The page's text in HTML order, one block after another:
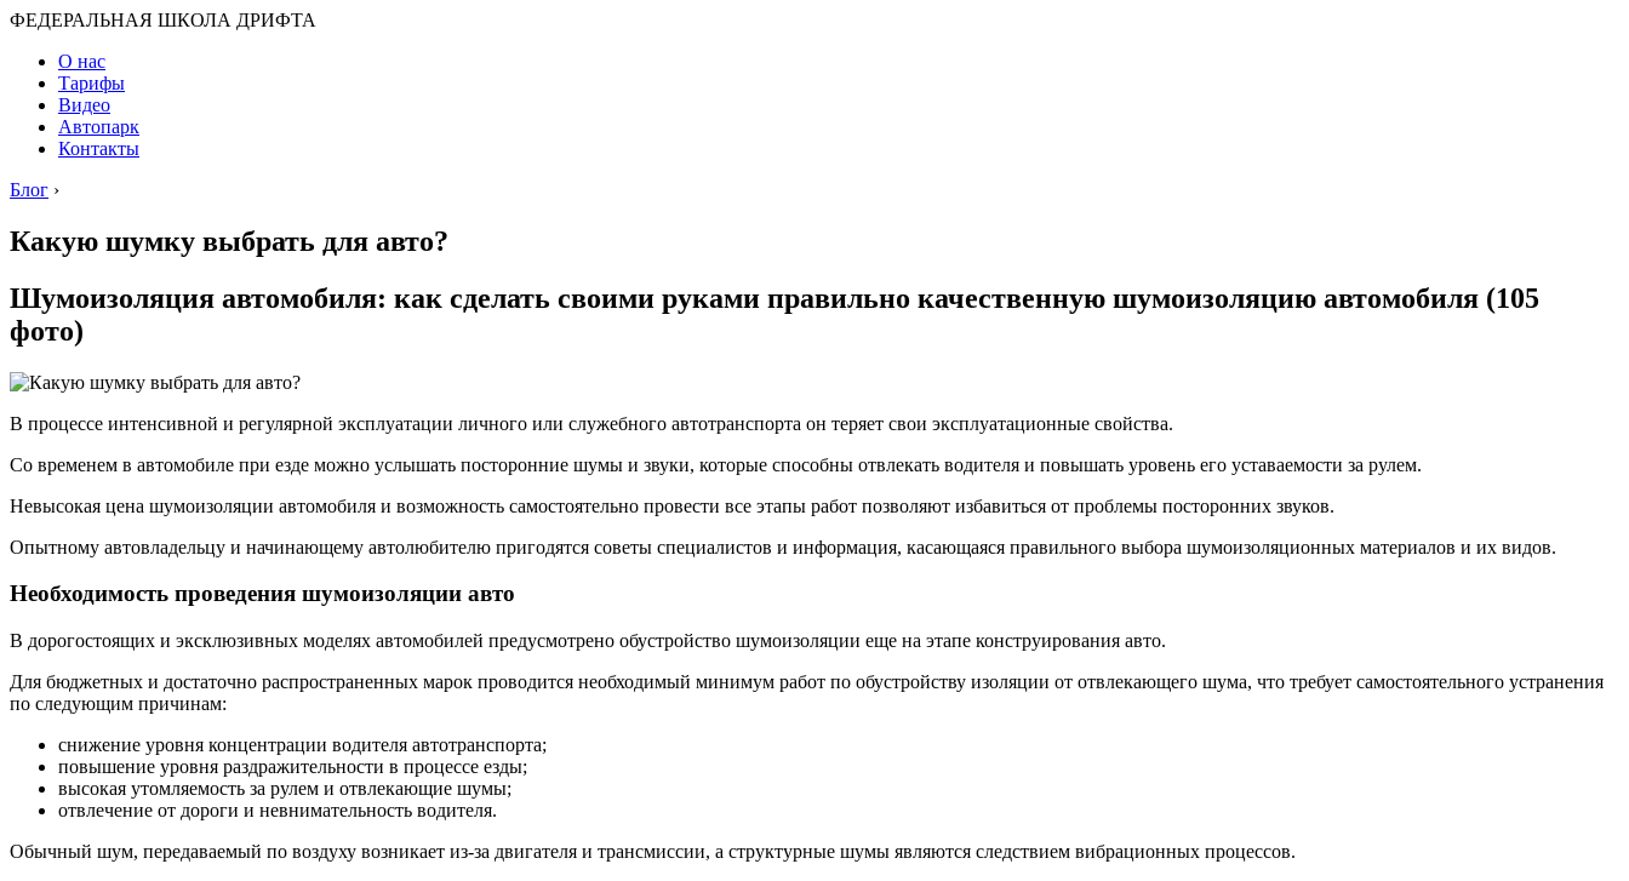
ФЕДЕРАЛЬНАЯ ШКОЛА ДРИФТА
О нас
Тарифы
Видео
Автопарк
Контакты
Блог ›
Какую шумку выбрать для авто?
Шумоизоляция автомобиля: как сделать своими руками правильно качественную шумоизоляцию автомобиля (105
фото)
В процессе интенсивной и регулярной эксплуатации личного или служебного автотранспорта он теряет свои эксплуатационные свойства.
Со временем в автомобиле при езде можно услышать посторонние шумы и звуки, которые способны отвлекать водителя и повышать уровень его уставаемости за рулем.
Невысокая цена шумоизоляции автомобиля и возможность самостоятельно провести все этапы работ позволяют избавиться от проблемы посторонних звуков.
Опытному автовладельцу и начинающему автолюбителю пригодятся советы специалистов и информация, касающаяся правильного выбора шумоизоляционных материалов и их видов.
Необходимость проведения шумоизоляции авто
В дорогостоящих и эксклюзивных моделях автомобилей предусмотрено обустройство шумоизоляции еще на этапе конструирования авто.
Для бюджетных и достаточно распространенных марок проводится необходимый минимум работ по обустройству изоляции от отвлекающего шума, что требует самостоятельного устранения
по следующим причинам:
снижение уровня концентрации водителя автотранспорта;
повышение уровня раздражительности в процессе езды;
высокая утомляемость за рулем и отвлекающие шумы;
отвлечение от дороги и невнимательность водителя.
Обычный шум, передаваемый по воздуху возникает из-за двигателя и трансмиссии, а структурные шумы являются следствием вибрационных процессов.